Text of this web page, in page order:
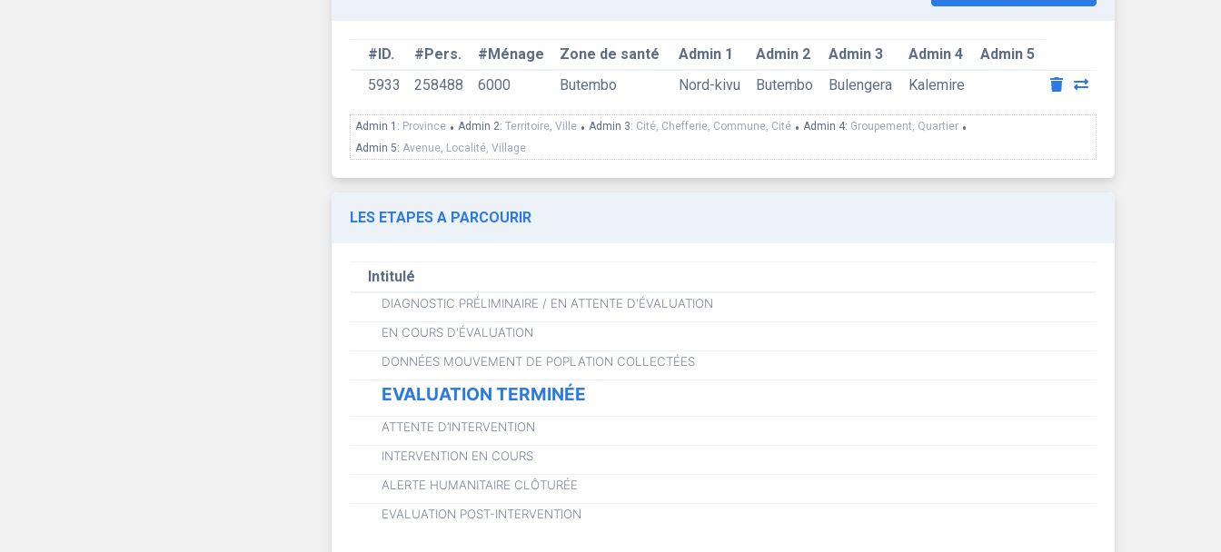
#ID. #Pers. #Ménage Zone de santé Admin 1 Admin 2 Admin 3 Admin 4
Admin 5
5933
258488 6000 Butembo Nord-kivu Butembo Bulengera Kalemire
Admin 1: Province • Admin 2: Territoire, Ville • Admin 3: Cité, Chefferie, Commune, Cité • Admin 4: Groupement, Quartier •
Admin 5: Avenue, Localité, Village
LES ETAPES A PARCOURIR
Intitulé
DIAGNOSTIC PRÉLIMINAIRE / EN ATTENTE D'ÉVALUATION
EN COURS D'ÉVALUATION
DONNÉES MOUVEMENT DE POPLATION COLLECTÉES
EVALUATION TERMINÉE
ATTENTE D’INTERVENTION
INTERVENTION EN COURS
ALERTE HUMANITAIRE CLÔTURÉE
EVALUATION POST-INTERVENTION